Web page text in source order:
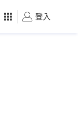
好食玩飛
登入